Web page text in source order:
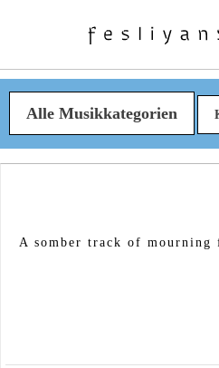
Alle Musikkategorien
A somber track of mourning